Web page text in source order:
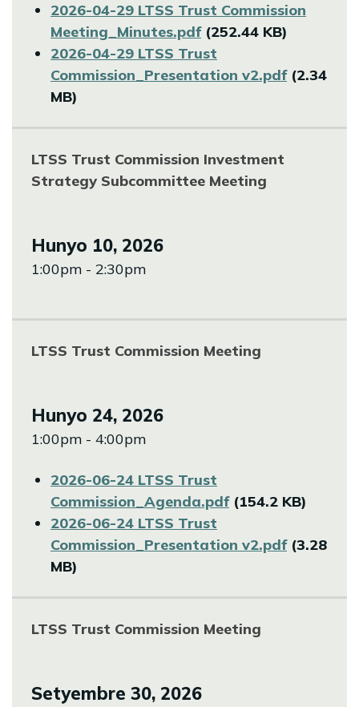
File
2026-04-29 LTSS Trust Commission
Meeting_Minutes.pdf (252.44 KB)
File
2026-04-29 LTSS Trust
Commission_Presentation v2.pdf (2.34
MB)
Hunyo 10, 2026
1:00pm - 2:30pm
LTSS Trust Commission Investment
Strategy Subcommittee Meeting
Hunyo 24, 2026
1:00pm - 4:00pm
LTSS Trust Commission Meeting
File
2026-06-24 LTSS Trust
Commission_Agenda.pdf (154.2 KB)
File
2026-06-24 LTSS Trust
Commission_Presentation v2.pdf (3.28
MB)
Setyembre 30, 2026
LTSS Trust Commission Meeting